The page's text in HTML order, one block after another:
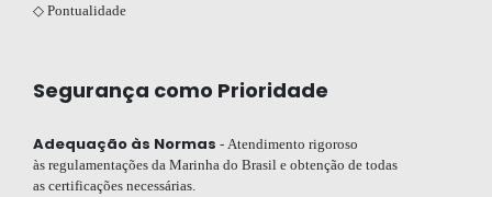
◇ Pontualidade
Segurança como Prioridade
Adequação às Normas - Atendimento rigoroso
às regulamentações da Marinha do Brasil e obtenção de todas
as certificações necessárias.